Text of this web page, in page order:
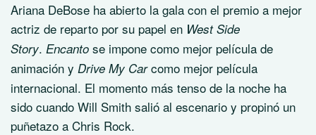
Ariana DeBose ha abierto la gala con el premio a mejor
actriz de reparto por su papel en West Side
Story. Encanto se impone como mejor película de
animación y Drive My Carcomo mejor película
internacional. El momento más tenso de la noche ha
sido cuando Will Smith salió al escenario y propinó un
puñetazo a Chris Rock.